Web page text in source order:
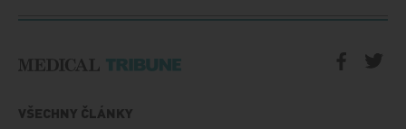
VŠECHNY ČLÁNKY